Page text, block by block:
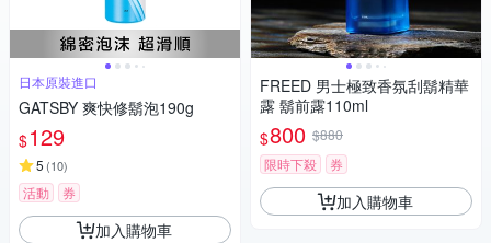
日本原裝進口
GATSBY 爽快修鬍泡190g
$129
5 (10)
活動 券
加入購物車
FREED 男士極致香氛刮鬍精華
露 鬍前露110ml
$800 $880
限時下殺
券
加入購物車